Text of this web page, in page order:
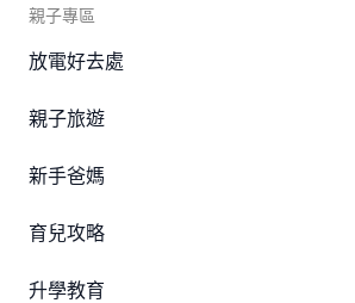
親子專區
放電好去處
親子旅遊
新手爸媽
育兒攻略
升學教育